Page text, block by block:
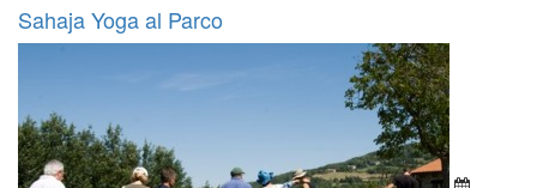
Sahaja Yoga al Parco